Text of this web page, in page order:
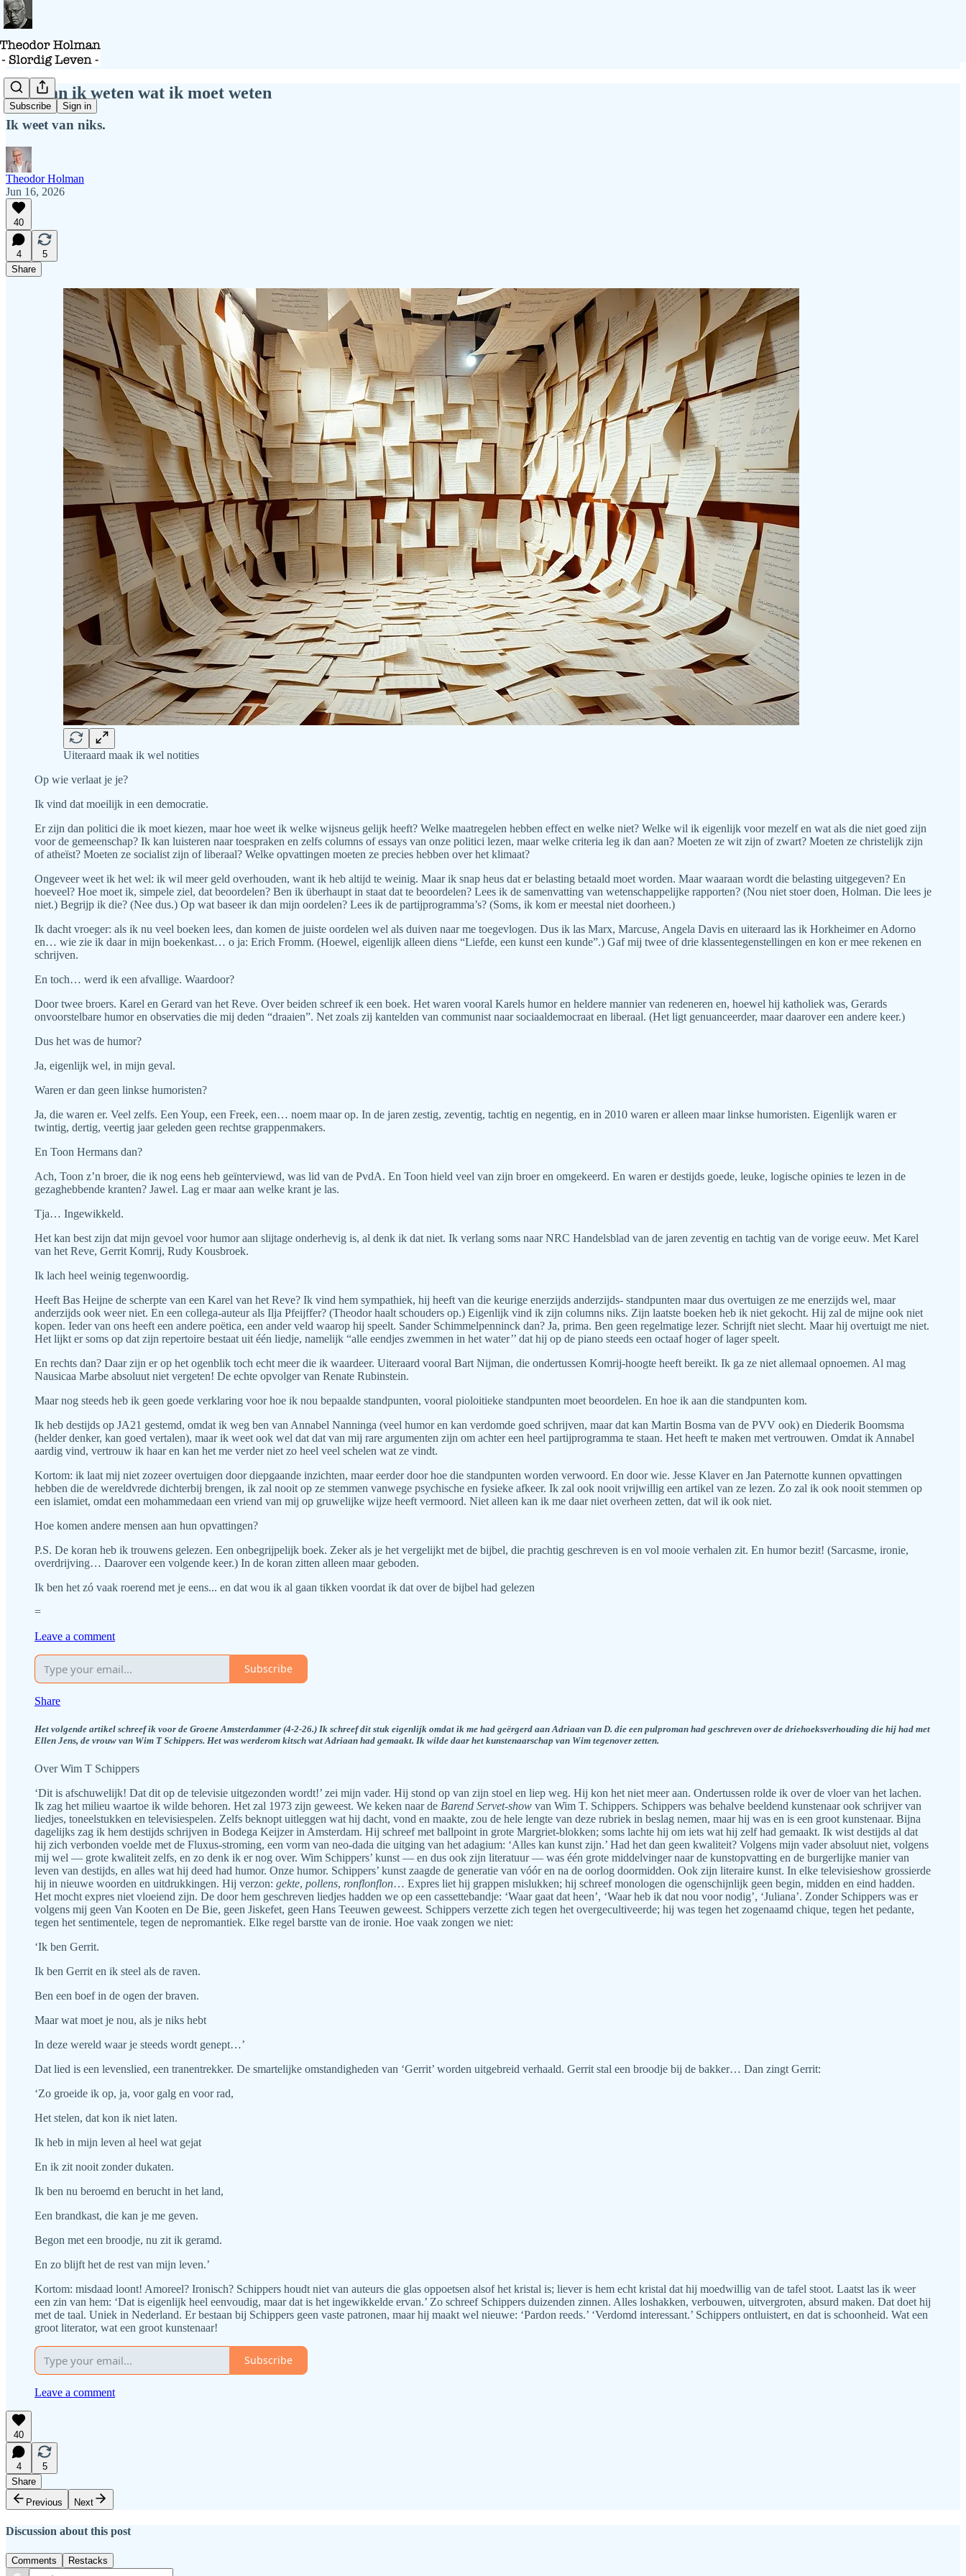
Subscribe Sign in
Hoe kan ik weten wat ik moet weten
Ik weet van niks.
Theodor Holman
Jun 16, 2026
40
4
5
Share
Uiteraard maak ik wel notities
Op wie verlaat je je?
Ik vind dat moeilijk in een democratie.
Er zijn dan politici die ik moet kiezen, maar hoe weet ik welke wijsneus gelijk heeft? Welke maatregelen hebben effect en welke niet? Welke wil ik eigenlijk voor mezelf en wat als die niet goed zijn
voor de gemeenschap? Ik kan luisteren naar toespraken en zelfs columns of essays van onze politici lezen, maar welke criteria leg ik dan aan? Moeten ze wit zijn of zwart? Moeten ze christelijk zijn
of atheïst? Moeten ze socialist zijn of liberaal? Welke opvattingen moeten ze precies hebben over het klimaat?
Ongeveer weet ik het wel: ik wil meer geld overhouden, want ik heb altijd te weinig. Maar ik snap heus dat er belasting betaald moet worden. Maar waaraan wordt die belasting uitgegeven? En
hoeveel? Hoe moet ik, simpele ziel, dat beoordelen? Ben ik überhaupt in staat dat te beoordelen? Lees ik de samenvatting van wetenschappelijke rapporten? (Nou niet stoer doen, Holman. Die lees je
niet.) Begrijp ik die? (Nee dus.) Op wat baseer ik dan mijn oordelen? Lees ik de partijprogramma’s? (Soms, ik kom er meestal niet doorheen.)
Ik dacht vroeger: als ik nu veel boeken lees, dan komen de juiste oordelen wel als duiven naar me toegevlogen. Dus ik las Marx, Marcuse, Angela Davis en uiteraard las ik Horkheimer en Adorno
en… wie zie ik daar in mijn boekenkast… o ja: Erich Fromm. (Hoewel, eigenlijk alleen diens “Liefde, een kunst een kunde”.) Gaf mij twee of drie klassentegenstellingen en kon er mee rekenen en
schrijven.
En toch… werd ik een afvallige. Waardoor?
Door twee broers. Karel en Gerard van het Reve. Over beiden schreef ik een boek. Het waren vooral Karels humor en heldere mannier van redeneren en, hoewel hij katholiek was, Gerards
onvoorstelbare humor en observaties die mij deden “draaien”. Net zoals zij kantelden van communist naar sociaaldemocraat en liberaal. (Het ligt genuanceerder, maar daarover een andere keer.)
Dus het was de humor?
Ja, eigenlijk wel, in mijn geval.
Waren er dan geen linkse humoristen?
Ja, die waren er. Veel zelfs. Een Youp, een Freek, een… noem maar op. In de jaren zestig, zeventig, tachtig en negentig, en in 2010 waren er alleen maar linkse humoristen. Eigenlijk waren er
twintig, dertig, veertig jaar geleden geen rechtse grappenmakers.
En Toon Hermans dan?
Ach, Toon z’n broer, die ik nog eens heb geïnterviewd, was lid van de PvdA. En Toon hield veel van zijn broer en omgekeerd. En waren er destijds goede, leuke, logische opinies te lezen in de
gezaghebbende kranten? Jawel. Lag er maar aan welke krant je las.
Tja… Ingewikkeld.
Het kan best zijn dat mijn gevoel voor humor aan slijtage onderhevig is, al denk ik dat niet. Ik verlang soms naar NRC Handelsblad van de jaren zeventig en tachtig van de vorige eeuw. Met Karel
van het Reve, Gerrit Komrij, Rudy Kousbroek.
Ik lach heel weinig tegenwoordig.
Heeft Bas Heijne de scherpte van een Karel van het Reve? Ik vind hem sympathiek, hij heeft van die keurige enerzijds anderzijds- standpunten maar dus overtuigen ze me enerzijds wel, maar
anderzijds ook weer niet. En een collega-auteur als Ilja Pfeijffer? (Theodor haalt schouders op.) Eigenlijk vind ik zijn columns niks. Zijn laatste boeken heb ik niet gekocht. Hij zal de mijne ook niet
kopen. Ieder van ons heeft een andere poëtica, een ander veld waarop hij speelt. Sander Schimmelpenninck dan? Ja, prima. Ben geen regelmatige lezer. Schrijft niet slecht. Maar hij overtuigt me niet.
Het lijkt er soms op dat zijn repertoire bestaat uit één liedje, namelijk “alle eendjes zwemmen in het water’’ dat hij op de piano steeds een octaaf hoger of lager speelt.
En rechts dan? Daar zijn er op het ogenblik toch echt meer die ik waardeer. Uiteraard vooral Bart Nijman, die ondertussen Komrij-hoogte heeft bereikt. Ik ga ze niet allemaal opnoemen. Al mag
Nausicaa Marbe absoluut niet vergeten! De echte opvolger van Renate Rubinstein.
Maar nog steeds heb ik geen goede verklaring voor hoe ik nou bepaalde standpunten, vooral pioloitieke standpunten moet beoordelen. En hoe ik aan die standpunten kom.
Ik heb destijds op JA21 gestemd, omdat ik weg ben van Annabel Nanninga (veel humor en kan verdomde goed schrijven, maar dat kan Martin Bosma van de PVV ook) en Diederik Boomsma
(helder denker, kan goed vertalen), maar ik weet ook wel dat dat van mij rare argumenten zijn om achter een heel partijprogramma te staan. Het heeft te maken met vertrouwen. Omdat ik Annabel
aardig vind, vertrouw ik haar en kan het me verder niet zo heel veel schelen wat ze vindt.
Kortom: ik laat mij niet zozeer overtuigen door diepgaande inzichten, maar eerder door hoe die standpunten worden verwoord. En door wie. Jesse Klaver en Jan Paternotte kunnen opvattingen
hebben die de wereldvrede dichterbij brengen, ik zal nooit op ze stemmen vanwege psychische en fysieke afkeer. Ik zal ook nooit vrijwillig een artikel van ze lezen. Zo zal ik ook nooit stemmen op
een islamiet, omdat een mohammedaan een vriend van mij op gruwelijke wijze heeft vermoord. Niet alleen kan ik me daar niet overheen zetten, dat wil ik ook niet.
Hoe komen andere mensen aan hun opvattingen?
P.S. De koran heb ik trouwens gelezen. Een onbegrijpelijk boek. Zeker als je het vergelijkt met de bijbel, die prachtig geschreven is en vol mooie verhalen zit. En humor bezit! (Sarcasme, ironie,
overdrijving… Daarover een volgende keer.) In de koran zitten alleen maar geboden.
Ik ben het zó vaak roerend met je eens... en dat wou ik al gaan tikken voordat ik dat over de bijbel had gelezen
=
Leave a comment
Subscribe
Share
Het volgende artikel schreef ik voor de Groene Amsterdammer (4-2-26.) Ik schreef dit stuk eigenlijk omdat ik me had geërgerd aan Adriaan van D. die een pulproman had geschreven over de driehoeksverhouding die hij had met
Ellen Jens, de vrouw van Wim T Schippers. Het was werderom kitsch wat Adriaan had gemaakt. Ik wilde daar het kunstenaarschap van Wim tegenover zetten.
Over Wim T Schippers
‘Dit is afschuwelijk! Dat dit op de televisie uitgezonden wordt!’ zei mijn vader. Hij stond op van zijn stoel en liep weg. Hij kon het niet meer aan. Ondertussen rolde ik over de vloer van het lachen.
Ik zag het milieu waartoe ik wilde behoren. Het zal 1973 zijn geweest. We keken naar de Barend Servet-show van Wim T. Schippers. Schippers was behalve beeldend kunstenaar ook schrijver van
liedjes, toneelstukken en televisiespelen. Zelfs beknopt uitleggen wat hij dacht, vond en maakte, zou de hele lengte van deze rubriek in beslag nemen, maar hij was en is een groot kunstenaar. Bijna
dagelijks zag ik hem destijds schrijven in Bodega Keijzer in Amsterdam. Hij schreef met ballpoint in grote Margriet-blokken; soms lachte hij om iets wat hij zelf had gemaakt. Ik wist destijds al dat
hij zich verbonden voelde met de Fluxus-stroming, een vorm van neo-dada die uitging van het adagium: ‘Alles kan kunst zijn.’ Had het dan geen kwaliteit? Volgens mijn vader absoluut niet, volgens
mij wel — grote kwaliteit zelfs, en zo denk ik er nog over. Wim Schippers’ kunst — en dus ook zijn literatuur — was één grote middelvinger naar de kunstopvatting en de burgerlijke manier van
leven van destijds, en alles wat hij deed had humor. Onze humor. Schippers’ kunst zaagde de generatie van vóór en na de oorlog doormidden. Ook zijn literaire kunst. In elke televisieshow grossierde
hij in nieuwe woorden en uitdrukkingen. Hij verzon: gekte, pollens, ronflonflon… Expres liet hij grappen mislukken; hij schreef monologen die ogenschijnlijk geen begin, midden en eind hadden.
Het mocht expres niet vloeiend zijn. De door hem geschreven liedjes hadden we op een cassettebandje: ‘Waar gaat dat heen’, ‘Waar heb ik dat nou voor nodig’, ‘Juliana’. Zonder Schippers was er
volgens mij geen Van Kooten en De Bie, geen Jiskefet, geen Hans Teeuwen geweest. Schippers verzette zich tegen het overgecultiveerde; hij was tegen het zogenaamd chique, tegen het pedante,
tegen het sentimentele, tegen de nepromantiek. Elke regel barstte van de ironie. Hoe vaak zongen we niet:
‘Ik ben Gerrit.
Ik ben Gerrit en ik steel als de raven.
Ben een boef in de ogen der braven.
Maar wat moet je nou, als je niks hebt
In deze wereld waar je steeds wordt genept…’
Dat lied is een levenslied, een tranentrekker. De smartelijke omstandigheden van ‘Gerrit’ worden uitgebreid verhaald. Gerrit stal een broodje bij de bakker… Dan zingt Gerrit:
‘Zo groeide ik op, ja, voor galg en voor rad,
Het stelen, dat kon ik niet laten.
Ik heb in mijn leven al heel wat gejat
En ik zit nooit zonder dukaten.
Ik ben nu beroemd en berucht in het land,
Een brandkast, die kan je me geven.
Begon met een broodje, nu zit ik geramd.
En zo blijft het de rest van mijn leven.’
Kortom: misdaad loont! Amoreel? Ironisch? Schippers houdt niet van auteurs die glas oppoetsen alsof het kristal is; liever is hem echt kristal dat hij moedwillig van de tafel stoot. Laatst las ik weer
een zin van hem: ‘Dat is eigenlijk heel eenvoudig, maar dat is het ingewikkelde ervan.’ Zo schreef Schippers duizenden zinnen. Alles loshakken, verbouwen, uitvergroten, absurd maken. Dat doet hij
met de taal. Uniek in Nederland. Er bestaan bij Schippers geen vaste patronen, maar hij maakt wel nieuwe: ‘Pardon reeds.’ ‘Verdomd interessant.’ Schippers ontluistert, en dat is schoonheid. Wat een
groot literator, wat een groot kunstenaar!
Subscribe
Leave a comment
40
4
5
Share
Previous
Next
Discussion about this post
Comments Restacks